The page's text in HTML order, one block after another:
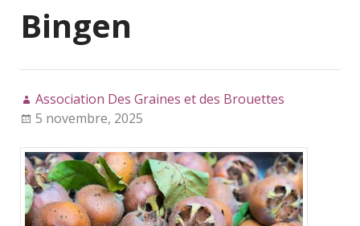
Bingen
Association Des Graines et des Brouettes
5 novembre, 2025